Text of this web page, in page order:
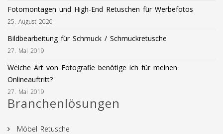
Fotomontagen und High-End Retuschen für Werbefotos
25. August 2020
Bildbearbeitung für Schmuck / Schmuckretusche
27. Mai 2019
Welche Art von Fotografie benötige ich für meinen
Onlineauftritt?
27. Mai 2019
Branchenlösungen
Möbel Retusche